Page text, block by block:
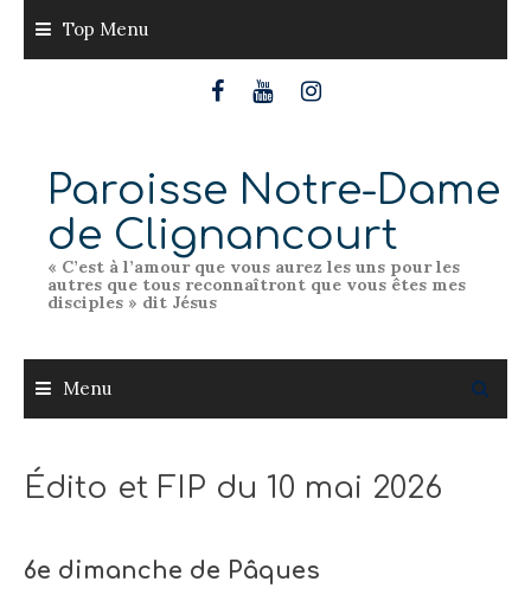
content
Top Menu
Paroisse Notre-Dame
de Clignancourt
« C’est à l’amour que vous aurez les uns pour les
autres que tous reconnaîtront que vous êtes mes
disciples » dit Jésus
Menu
Édito et FIP du 10 mai 2026
6e dimanche de Pâques